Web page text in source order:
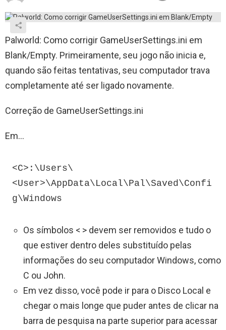
Palworld: Como corrigir GameUserSettings.ini em
Blank/Empty. Primeiramente, seu jogo não inicia e,
quando são feitas tentativas, seu computador trava
completamente até ser ligado novamente.
Correção de GameUserSettings.ini
Em…
<C>:\Users\
<User>\AppData\Local\Pal\Saved\Confi
g\Windows
Os símbolos < > devem ser removidos e tudo o
que estiver dentro deles substituído pelas
informações do seu computador Windows, como
C ou John.
Em vez disso, você pode ir para o Disco Local e
chegar o mais longe que puder antes de clicar na
barra de pesquisa na parte superior para acessar